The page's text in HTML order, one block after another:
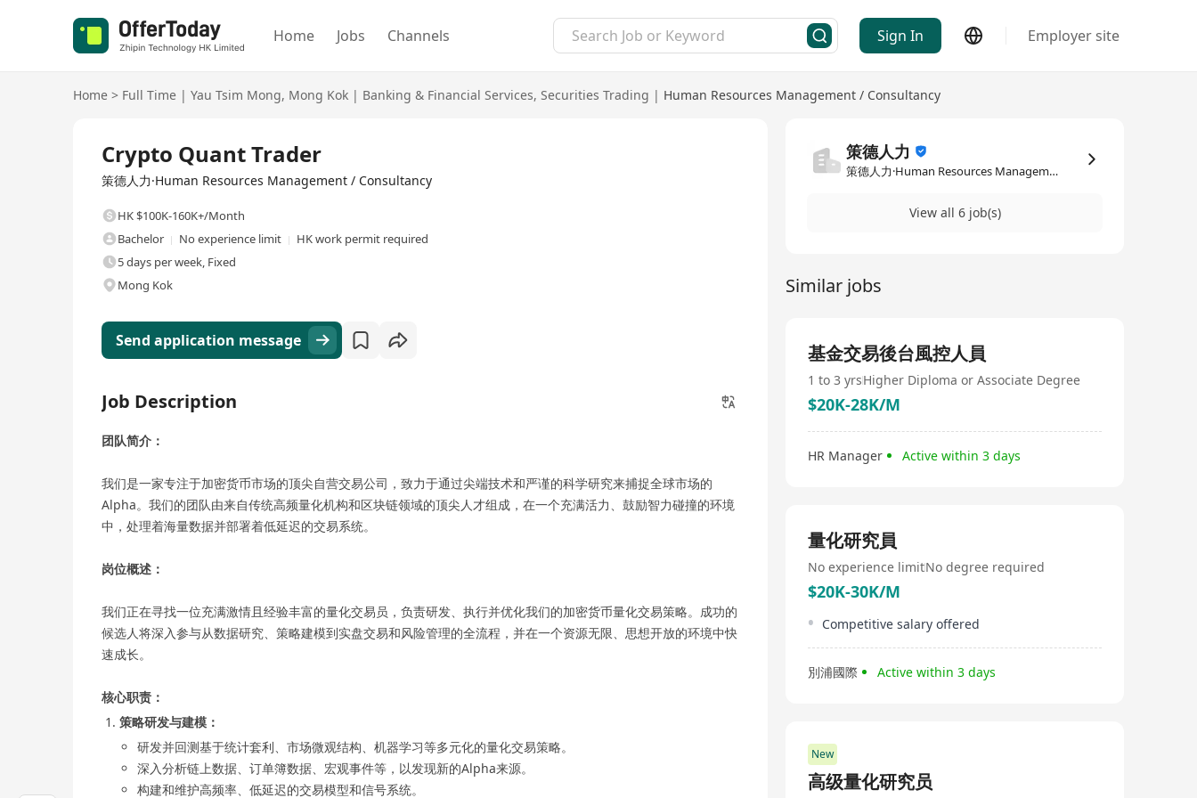
Home Jobs Channels Sign In Employer site
Home > Full Time | Yau Tsim Mong, Mong Kok | Banking & Financial Services, Securities Trading | Human Resources Management / Consultancy
Crypto Quant Trader
策德人力·Human Resources Management / Consultancy
HK $100K-160K+/Month
Bachelor
No experience limit
HK work permit required
5 days per week, Fixed
Mong Kok
Send application message
Job Description
团队简介：
我们是一家专注于加密货币市场的顶尖自营交易公司，致力于通过尖端技术和严谨的科学研究来捕捉全球市场的
Alpha。我们的团队由来自传统高频量化机构和区块链领域的顶尖人才组成，在一个充满活力、鼓励智力碰撞的环境
中，处理着海量数据并部署着低延迟的交易系统。
岗位概述：
我们正在寻找一位充满激情且经验丰富的量化交易员，负责研发、执行并优化我们的加密货币量化交易策略。成功的
候选人将深入参与从数据研究、策略建模到实盘交易和风险管理的全流程，并在一个资源无限、思想开放的环境中快
速成长。
核心职责：
策略研发与建模：
研发并回测基于统计套利、市场微观结构、机器学习等多元化的量化交易策略。
深入分析链上数据、订单簿数据、宏观事件等，以发现新的Alpha来源。
构建和维护高频率、低延迟的交易模型和信号系统。
策德人力
策德人力·Human Resources Management / Consultancy
View all 6 job(s)
Similar jobs
基金交易後台風控人員
1 to 3 yrsHigher Diploma or Associate Degree
$20K-28K/M
HR Manager Active within 3 days
量化研究員
No experience limitNo degree required
$20K-30K/M
Competitive salary offered
別浦國際 Active within 3 days
New
高级量化研究员